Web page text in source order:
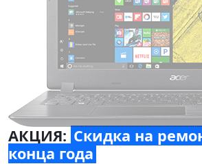
АКЦИЯ: Скидка на
конца года